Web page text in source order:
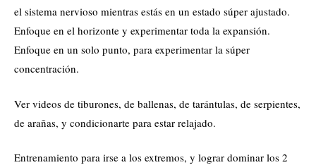
el sistema nervioso mientras estás en un estado súper ajustado.
Enfoque en el horizonte y experimentar toda la expansión.
Enfoque en un solo punto, para experimentar la súper
concentración.
Ver videos de tiburones, de ballenas, de tarántulas, de serpientes,
de arañas, y condicionarte para estar relajado.
Entrenamiento para irse a los extremos, y lograr dominar los 2